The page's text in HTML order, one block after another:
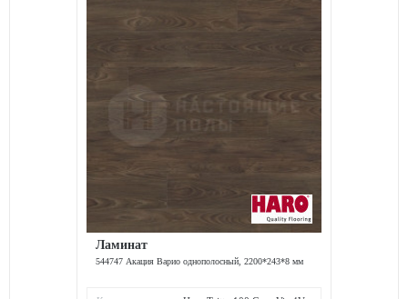
Ламинат
544747 Акация Варио однополосный, 2200*243*8 мм